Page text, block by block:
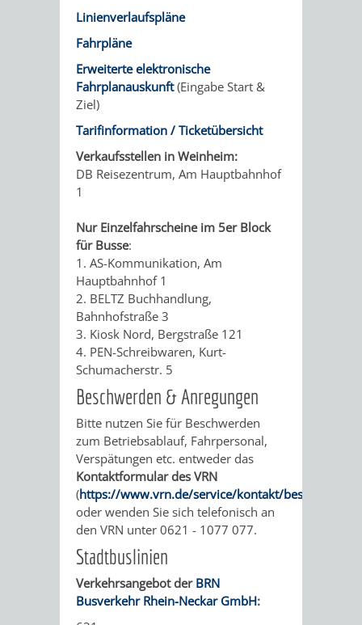
BEHINDERUNGDEMENZ
MIGRANTEN
/
FLÜCHTLINGE
BAUHERREN
DENKMALSCHUTZ
AUFGABEN
DER
UNTEREN
DENKMALSCHUTZBEHÖRDE
STEUERVORTEILE
SATZUNGEN
IM
BEREICH
DENKMALSCHUTZ
GENEHMIGUNGSVERFAHREN
TAG
DES
OFFENEN
DENKMALS
VERKAUF
STÄDTISCHER
BAUPLÄTZE
VERKAUF
STÄDTISCHER
HÄUSER
/
LIEGENSCHAFTEN
ABWASSERBESEITIGUNG
ERSCHLIESSUNGSBEITRAG
ANTRAGSVERFAHREN
VERMIETE
DOCH
RATHAUS
UND
DENKMALSCHUTZ
FÜR FÜR
Linienverlaufspläne
Fahrpläne
Erweiterte elektronische
Fahrplanauskunft(Eingabe Start &
Ziel)
Tarifinformation / Ticketübersicht
Verkaufsstellen in Weinheim:
DB Reisezentrum, Am Hauptbahnhof
1
Nur Einzelfahrscheine im 5er Block
für Busse:
1. AS-Kommunikation, Am
Hauptbahnhof 1
2. BELTZ Buchhandlung,
Bahnhofstraße 3
3. Kiosk Nord, Bergstraße 121
4. PEN-Schreibwaren, Kurt-
Schumacherstr. 5
Beschwerden & Anregungen
Bitte nutzen Sie für Beschwerden
zum Betriebsablauf, Fahrpersonal,
Verspätungen etc. entweder das
Kontaktformular des VRN
(https://www.vrn.de/service/kontakt/beschwerde/
oder wenden Sie sich telefonisch an
den VRN unter 0621 - 1077 077.
Stadtbuslinien
Verkehrsangebot der BRN
Busverkehr Rhein-Neckar GmbH: